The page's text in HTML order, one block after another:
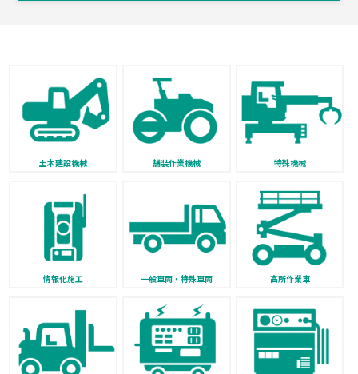
土木建設機械 舗装作業機械 特殊機械
情報化施工 一般車両・特殊車両 高所作業車